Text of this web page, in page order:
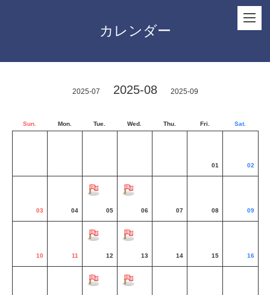
カレンダー
2025-07 2025-08 2025-09
Sun. Mon. Tue. Wed. Thu. Fri. Sat.
01 02
03 04 05 06 07 08 09
10 11 12 13 14 15 16